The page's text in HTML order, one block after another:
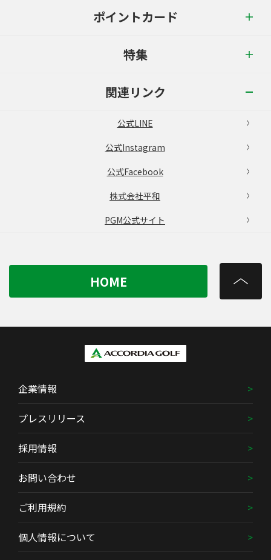
ポイントカード
特集
関連リンク
公式LINE
公式Instagram
公式Facebook
株式会社平和
PGM公式サイト
HOME
企業情報
プレスリリース
採用情報
お問い合わせ
ご利用規約
個人情報について